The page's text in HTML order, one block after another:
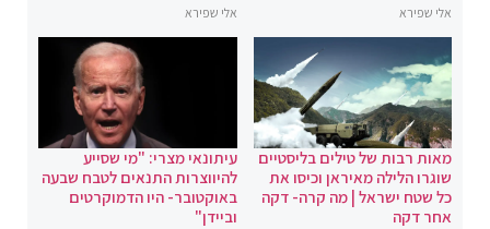
אלי שפירא אלי שפירא
מאות רבות של טילים בליסטיים
שוגרו הלילה מאיראן וכיסו את
כל שטח ישראל | מה קרה- דקה
אחר דקה
עיתונאי מצרי: "מי שסייע
להיווצרות התנאים לטבח שבעה
באוקטובר- היו הדמוקרטים
וביידן"